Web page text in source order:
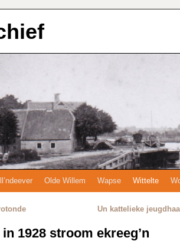
Olde Willem Wapse Wittelte
Un kattelieke
1928 stroom ekreeg’n